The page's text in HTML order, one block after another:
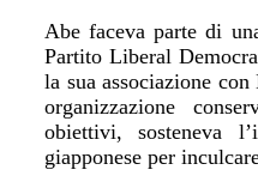
Abe faceva parte di
Partito Liberal
la sua associazione
organizzazione
obiettivi, sosteneva l’
giapponese per